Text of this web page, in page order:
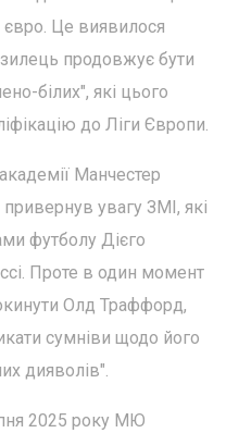
євро. Це виявилося
продовжує бути
білих", які цього
до Ліги Європи.
Манчестер
увагу ЗМІ, які
футболу Дієго
Проте в один момент
Олд Траффорд,
сумніви щодо його
дияволів".
2025 року МЮ